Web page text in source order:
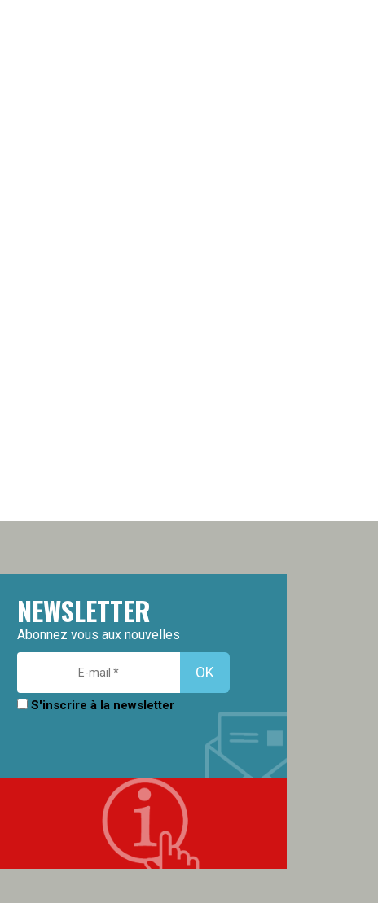
NEWSLETTER
Abonnez vous aux nouvelles
S'inscrire à la newsletter